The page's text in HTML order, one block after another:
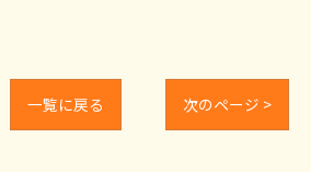
一覧に戻る 次のページ >